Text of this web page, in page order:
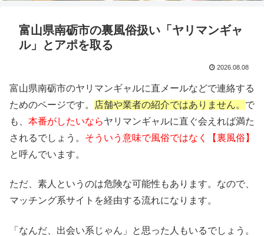
富山県南砺市の裏風俗扱い「ヤリマンギャ
ル」とアポを取る
2026.08.08
富山県南砺市のヤリマンギャルに直メールなどで連絡する
ためのページです。
店舗や業者の紹介ではありません。 で
も、 本番がしたいならヤリマンギャルに直ぐ会えれば満た
されるでしょう。 そういう意味で風俗ではなく【裏風俗】
と呼んでいます。
ただ、素人というのは危険な可能性もあります。なので、
マッチング系サイトを経由する流れになります。
「なんだ、出会い系じゃん」と思った人もいるでしょう。